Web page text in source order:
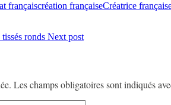
françaiscréation françaiseCréatrice
Next post
Les champs obligatoires sont indiqués